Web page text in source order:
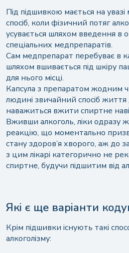
Під підшивкою мається на
спосіб, коли фізичний потяг
усувається шляхом введення в
спеціальних медпрепаратів.
Сам медпрепарат перебуває в
шляхом вшивається під шкіру
для нього місці.
Капсула з препаратом жодним
людині звичайний спосіб
наважиться вжити спиртне
Вживши алкоголь, ліки одразу
реакцію, що моментально
стану здоров’я хворого, аж до
з цим лікарі категорично не
спиртне, будучи підшитим від
Які є ще варіанти
Крім підшивки існують такі
алкоголізму: